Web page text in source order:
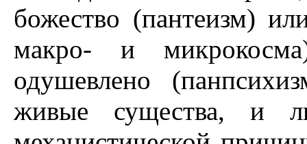
божество (пантеизм)
макро- и
одушевлено
живые существа, и